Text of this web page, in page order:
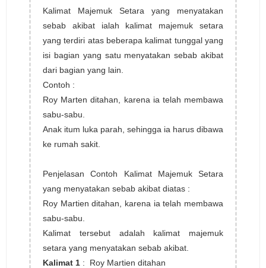
Kalimat Majemuk Setara yang menyatakan
sebab akibat ialah kalimat majemuk setara
yang terdiri atas beberapa kalimat tunggal yang
isi bagian yang satu menyatakan sebab akibat
dari bagian yang lain.
Contoh :
Roy Marten ditahan, karena ia telah membawa
sabu-sabu.
Anak itum luka parah, sehingga ia harus dibawa
ke rumah sakit.
Penjelasan Contoh Kalimat Majemuk Setara
yang menyatakan sebab akibat diatas :
Roy Martien ditahan, karena ia telah membawa
sabu-sabu.
Kalimat tersebut adalah kalimat majemuk
setara yang menyatakan sebab akibat.
Kalimat 1 : Roy Martien ditahan